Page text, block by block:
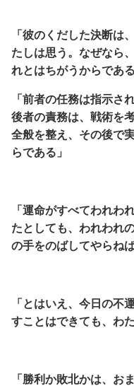
「彼のくだした決断は
たしは思う。 なぜなら
れとはちがうからである
「 前者の任務は指示さ
後者の責務は、戦術を
全般を整え、 その後で
らである」
「運命がすべてわれわ
たとしても、 われわれ
の手をのばしてやらね
「とはいえ、今日の不
すことはできても、 わ
「勝利か敗北かは、お